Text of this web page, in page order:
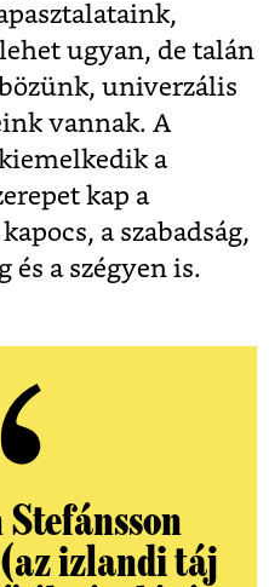
ugyan, de talán
univerzális
vannak. A
a
kap a
a szabadság,
és a szégyen is.
(az izlandi táj